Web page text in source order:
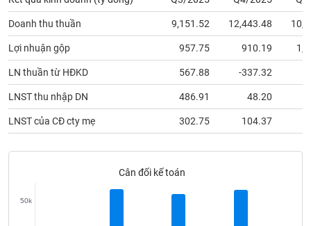
Doanh thu thuần 9,151.52 12,443.48
Lợi nhuận gộp 957.75 910.19
LN thuần từ HĐKD 567.88 -337.32
LNST thu nhập DN 486.91 48.20
LNST của CĐ cty mẹ 302.75 104.37
Cân đối kế toán
50k
phân
tích
(-)
Thuật
ngữ
(-)
Dịch
vụ
Đào